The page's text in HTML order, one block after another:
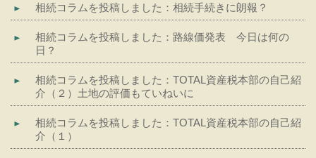
相続コラムを投稿しました：相続手続きに朗報？
相続コラムを投稿しました：路線価発表 今日は何の
日？
相続コラムを投稿しました：TOTAL資産税本部の自己紹
介（２）土地の評価もていねいに
相続コラムを投稿しました：TOTAL資産税本部の自己紹
介（１）